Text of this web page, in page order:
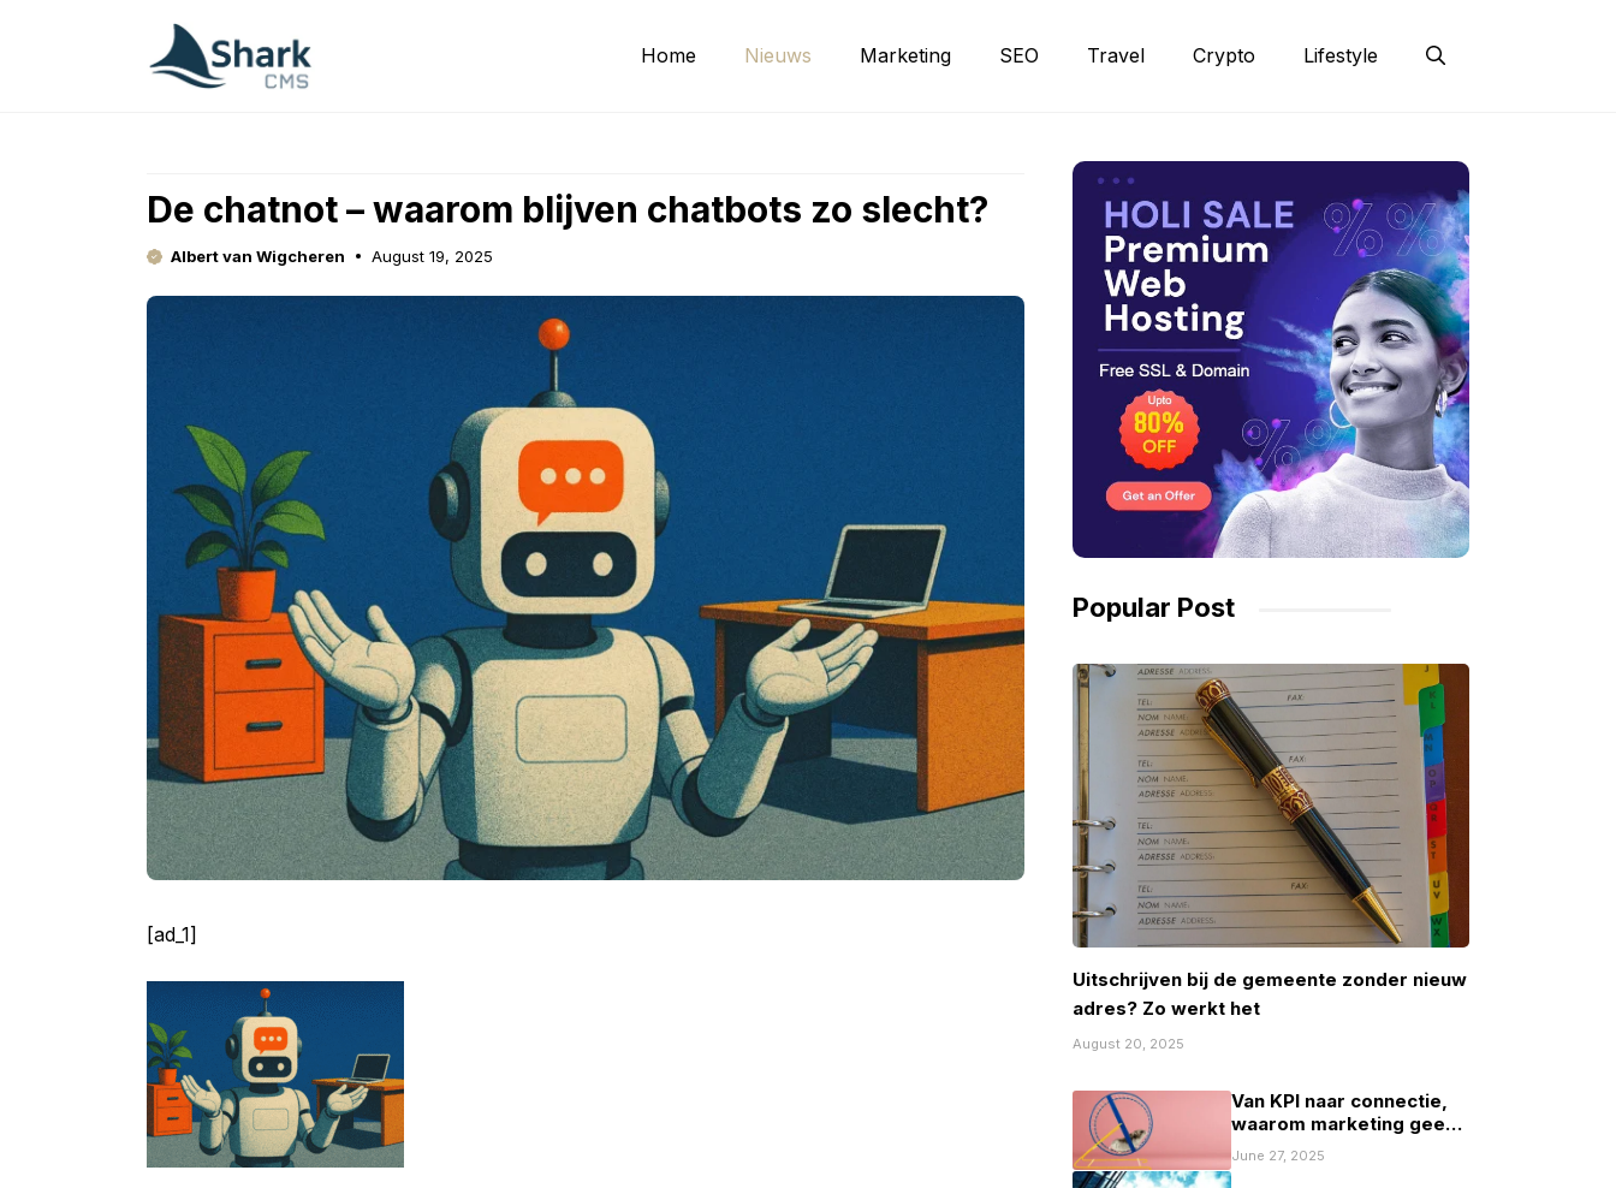
Home Nieuws Marketing SEO Travel Crypto Lifestyle
De chatnot – waarom blijven chatbots zo slecht?
Albert van Wigcheren August 19, 2025
[ad_1]
Popular Post
Uitschrijven bij de gemeente zonder nieuw
adres? Zo werkt het
August 20, 2025
Van KPI naar connectie,
waarom marketing geen
spelletje scoren mag zijn
June 27, 2025